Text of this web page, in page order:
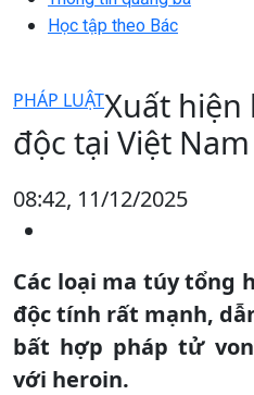
Học tập theo Bác
PHÁP LUẬTXuất hiện
độc tại Việt Nam
08:42, 11/12/2025
Các loại ma túy tổng
độc tính rất mạnh,
bất hợp pháp tử
với heroin.